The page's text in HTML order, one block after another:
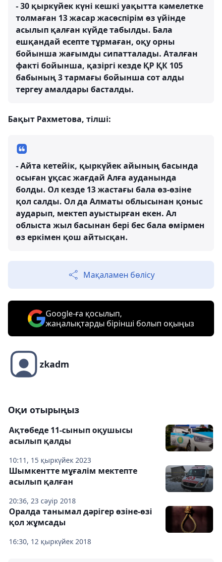
- 30 қыркүйек күні кешкі уақытта кәмелетке
толмаған 13 жасар жасөспірім өз үйінде
асылып қалған күйде табылды. Бала
ешқандай есепте тұрмаған, оқу орны
бойынша жағымды сипатталады. Аталған
факті бойынша, қазіргі кезде ҚР ҚК 105
бабының 3 тармағы бойынша сот алды
тергеу амалдары басталды.
Бақыт Рахметова, тілші:
- Айта кетейік, қыркүйек айының басында
осыған ұқсас жағдай Алға ауданында
болды. Ол кезде 13 жастағы бала өз-өзіне
қол салды. Ол да Алматы облысынан қоныс
аударып, мектеп ауыстырған екен. Ал
облыста жыл басынан бері бес бала өмірмен
өз еркімен қош айтысқан.
Мақаламен бөлісу
Google-ға қосылып,
жаңалықтарды бірінші болып оқыңыз
zkadm
Оқи отырыңыз
10:11, 15 қыркүйек 2023
Ақтөбеде 11-сынып оқушысы
асылып қалды
20:36, 23 сәуір 2018
Шымкентте мұғалім мектепте
асылып қалған
16:30, 12 қыркүйек 2018
Оралда танымал дәрігер өзіне-өзі
қол жұмсады